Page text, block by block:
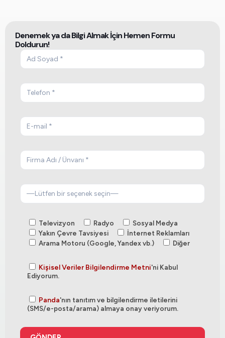
Denemek ya da Bilgi Almak İçin Hemen Formu
Doldurun!
Televizyon Radyo
Sosyal Medya
Yakın Çevre Tavsiyesi
İnternet Reklamları
Arama Motoru (Google, Yandex vb.)
Diğer
Kişisel Veriler Bilgilendirme Metni'ni Kabul
Ediyorum.
Panda'nın tanıtım ve bilgilendirme iletilerini
(SMS/e-posta/arama) almaya onay veriyorum.